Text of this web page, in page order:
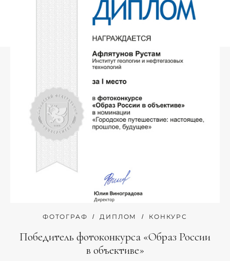
ФОТОГРАФ ДИПЛОМ КОНКУРС
Победитель фотоконкурса «Образ России
в объективе»